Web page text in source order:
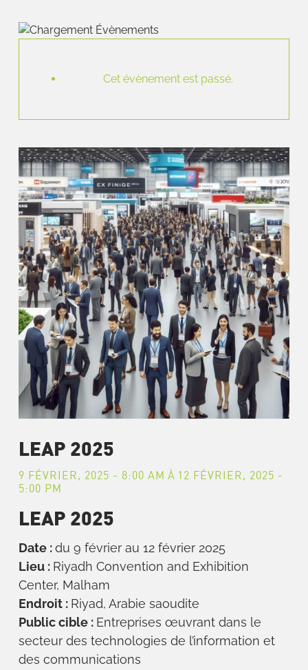
Cet évènement est passé.
LEAP 2025
9 FÉVRIER, 2025 - 8:00 AM À 12 FÉVRIER, 2025 -
5:00 PM
LEAP 2025
Date :du 9 février au 12 février 2025
Lieu : Riyadh Convention and Exhibition
Center, Malham
Endroit : Riyad, Arabie saoudite
Public cible : Entreprises œuvrant dans le
secteur des technologies de l’information et
des communications